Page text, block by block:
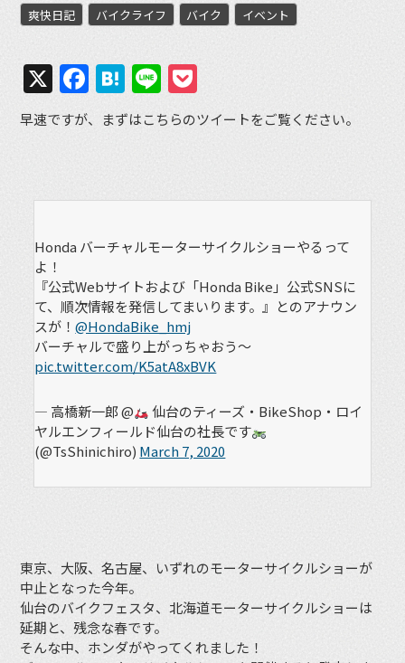
爽快日記 バイクライフ バイク イベント
X Facebook
Hatena
Line
早速ですが、まずはこちらのツイートをご覧ください。
Honda バーチャルモーターサイクルショーやるって
よ！
『公式Webサイトおよび「Honda Bike」公式SNSに
て、順次情報を発信してまいります。』とのアナウン
スが！@HondaBike_hmj
バーチャルで盛り上がっちゃおう〜
pic.twitter.com/K5atA8xBVK
— 高橋新一郎 @
仙台のティーズ・BikeShop・ロイ
ヤルエンフィールド仙台の社長です
(@TsShinichiro) March 7, 2020
東京、大阪、名古屋、いずれのモーターサイクルショーが
中止となった今年。
仙台のバイクフェスタ、北海道モーターサイクルショーは
延期と、残念な春です。
そんな中、ホンダがやってくれました！